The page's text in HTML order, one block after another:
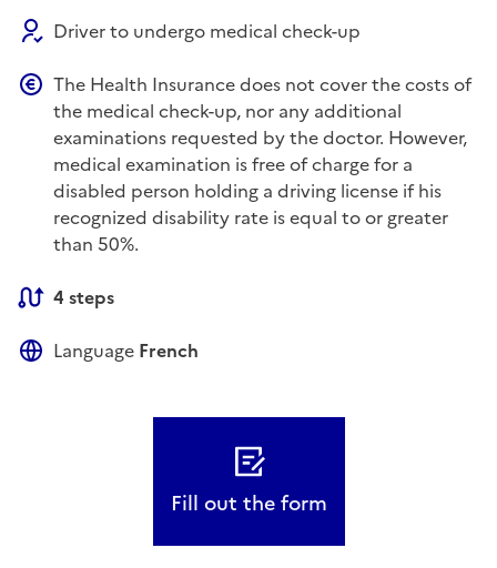
Driver to undergo medical check-up
The Health Insurance does not cover the costs of
the medical check-up, nor any additional
examinations requested by the doctor. However,
medical examination is free of charge for a
disabled person holding a driving license if his
recognized disability rate is equal to or greater
than 50%.
4 steps
Language French
Fill out the form